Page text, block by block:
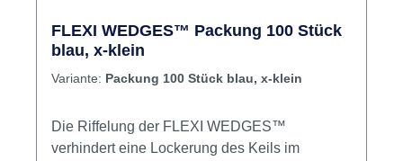
FLEXI WEDGES™ Packung 100 Stück
blau, x-klein
Variante: Packung 100 Stück blau, x-klein
Die Riffelung der FLEXI WEDGES™
verhindert eine Lockerung des Keils im